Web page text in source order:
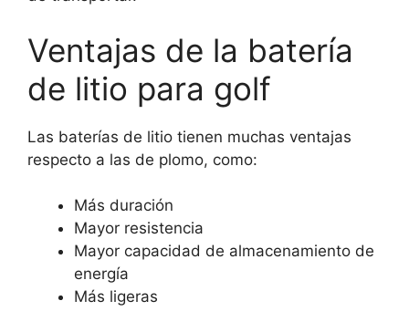
Ventajas de la batería
de litio para golf
Las baterías de litio tienen muchas ventajas
respecto a las de plomo, como:
Más duración
Mayor resistencia
Mayor capacidad de almacenamiento de
energía
Más ligeras